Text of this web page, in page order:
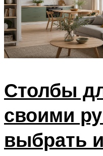
Столбы
своими
выбрать